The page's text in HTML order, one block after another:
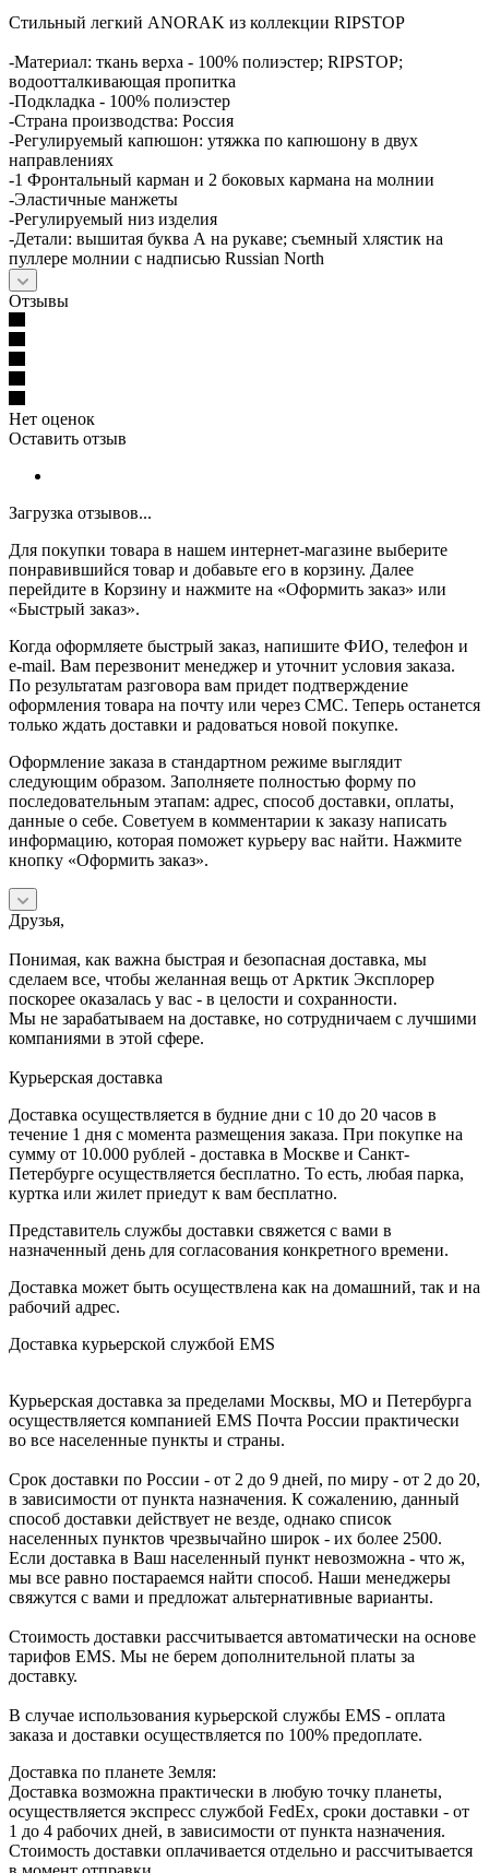
Стильный легкий ANORAK из коллекции RIPSTOP
-Материал: ткань верха - 100% полиэстер; RIPSTOP;
водоотталкивающая пропитка
-Подкладка - 100% полиэстер
-Страна производства: Россия
-Регулируемый капюшон: утяжка по капюшону в двух
направлениях
-1 Фронтальный карман и 2 боковых кармана на молнии
-Эластичные манжеты
-Регулируемый низ изделия
-Детали: вышитая буква А на рукаве; съемный хлястик на
пуллере молнии с надписью Russian North
Отзывы
Нет оценок
Оставить отзыв
Загрузка отзывов...
Для покупки товара в нашем интернет-магазине выберите
понравившийся товар и добавьте его в корзину. Далее
перейдите в Корзину и нажмите на «Оформить заказ» или
«Быстрый заказ».
Когда оформляете быстрый заказ, напишите ФИО, телефон и
e-mail. Вам перезвонит менеджер и уточнит условия заказа.
По результатам разговора вам придет подтверждение
оформления товара на почту или через СМС. Теперь останется
только ждать доставки и радоваться новой покупке.
Оформление заказа в стандартном режиме выглядит
следующим образом. Заполняете полностью форму по
последовательным этапам: адрес, способ доставки, оплаты,
данные о себе. Советуем в комментарии к заказу написать
информацию, которая поможет курьеру вас найти. Нажмите
кнопку «Оформить заказ».
Друзья,
Понимая, как важна быстрая и безопасная доставка, мы
сделаем все, чтобы желанная вещь от Арктик Эксплорер
поскорее оказалась у вас - в целости и сохранности.
Мы не зарабатываем на доставке, но сотрудничаем с лучшими
компаниями в этой сфере.
Курьерская доставка
Доставка осуществляется в будние дни с 10 до 20 часов в
течение 1 дня с момента размещения заказа. При покупке на
сумму от 10.000 рублей - доставка в Москве и Санкт-
Петербурге осуществляется бесплатно. То есть, любая парка,
куртка или жилет приедут к вам бесплатно.
Представитель службы доставки свяжется с вами в
назначенный день для согласования конкретного времени.
Доставка может быть осуществлена как на домашний, так и на
рабочий адрес.
Доставка курьерской службой EMS
Курьерская доставка за пределами Москвы, МО и Петербурга
осуществляется компанией ЕМS Почта России практически
во все населенные пункты и страны.
Срок доставки по России - от 2 до 9 дней, по миру - от 2 до 20,
в зависимости от пункта назначения. К сожалению, данный
способ доставки действует не везде, однако список
населенных пунктов чрезвычайно широк - их более 2500.
Если доставка в Ваш населенный пункт невозможна - что ж,
мы все равно постараемся найти способ. Наши менеджеры
свяжутся с вами и предложат альтернативные варианты.
Стоимость доставки рассчитывается автоматически на основе
тарифов ЕМS. Мы не берем дополнительной платы за
доставку.
В случае использования курьерской службы EMS - оплата
заказа и доставки осуществляется по 100% предоплате.
Доставка по планете Земля:
Доставка возможна практически в любую точку планеты,
осуществляется экспресс службой FedEx, сроки доставки - от
1 до 4 рабочих дней, в зависимости от пункта назначения.
Стоимость доставки оплачивается отдельно и рассчитывается